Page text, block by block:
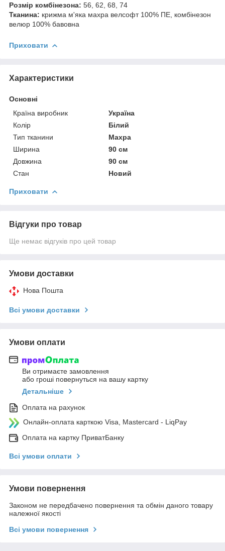
Розмір комбінезона: 56, 62, 68, 74
Тканина: крижма м'яка махра велсофт 100% ПЕ, комбінезон
велюр 100% бавовна
Приховати
Характеристики
Основні
Країна виробник
Україна
Колір
Білий
Тип тканини
Махра
Ширина
90 см
Довжина
90 см
Стан
Новий
Приховати
Відгуки про товар
Ще немає відгуків про цей товар
Умови доставки
Нова Пошта
Всі умови доставки
Умови оплати
Ви отримаєте замовлення
або гроші повернуться на вашу картку
Детальніше
Оплата на рахунок
Онлайн-оплата карткою Visa, Mastercard - LiqPay
Оплата на картку ПриватБанку
Всі умови оплати
Умови повернення
Законом не передбачено повернення та обмін даного товару
належної якості
Всі умови повернення